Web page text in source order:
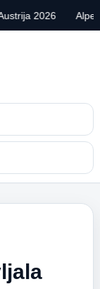
Alpe Adria Contest